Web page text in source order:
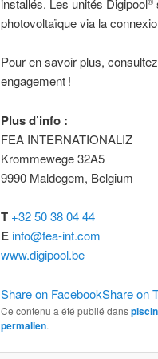
installés. Les unités Digipool
photovoltaïque via la
Pour en savoir plus, consultez
engagement !
Plus d’info :
FEA INTERNATIONALIZ
Krommewege 32A5
9990 Maldegem, Belgium
T +32 50 38 04 44
Einfo@fea-int.com
www.digipool.be
Share on FacebookShare on
Ce contenu a été publié dans
permalien.